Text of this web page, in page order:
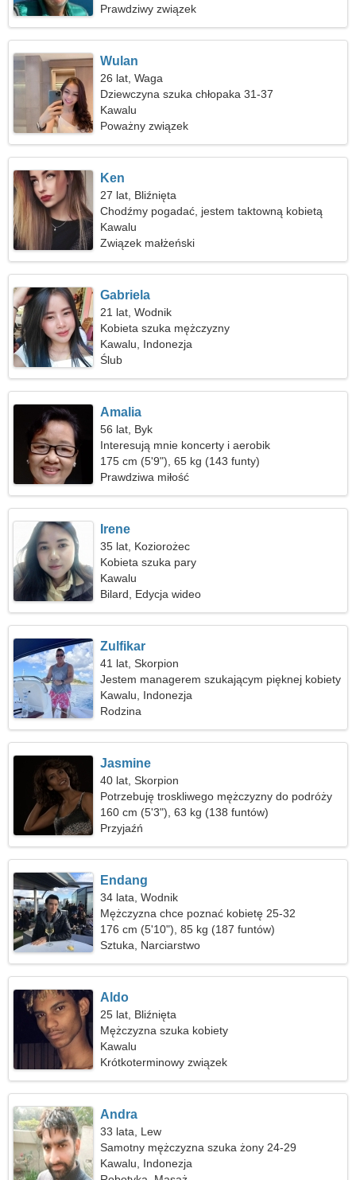
Prawdziwy związek
Wulan
26 lat, Waga
Dziewczyna szuka chłopaka 31-37
Kawalu
Poważny związek
Ken
27 lat, Bliźnięta
Chodźmy pogadać, jestem taktowną kobietą
Kawalu
Związek małżeński
Gabriela
21 lat, Wodnik
Kobieta szuka mężczyzny
Kawalu, Indonezja
Ślub
Amalia
56 lat, Byk
Interesują mnie koncerty i aerobik
175 cm (5'9"), 65 kg (143 funty)
Prawdziwa miłość
Irene
35 lat, Koziorożec
Kobieta szuka pary
Kawalu
Bilard, Edycja wideo
Zulfikar
41 lat, Skorpion
Jestem managerem szukającym pięknej kobiety
Kawalu, Indonezja
Rodzina
Jasmine
40 lat, Skorpion
Potrzebuję troskliwego mężczyzny do podróży
160 cm (5'3"), 63 kg (138 funtów)
Przyjaźń
Endang
34 lata, Wodnik
Mężczyzna chce poznać kobietę 25-32
176 cm (5'10"), 85 kg (187 funtów)
Sztuka, Narciarstwo
Aldo
25 lat, Bliźnięta
Mężczyzna szuka kobiety
Kawalu
Krótkoterminowy związek
Andra
33 lata, Lew
Samotny mężczyzna szuka żony 24-29
Kawalu, Indonezja